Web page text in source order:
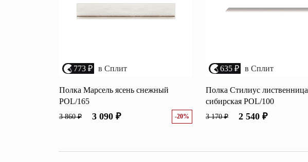
773 ₽ в Сплит
Полка Марсель ясень снежный
POL/165
3 860 ₽ 3 090 ₽ -20%
635 ₽ в Сплит
Полка Стилиус лиственница
сибирская POL/100
3 170 ₽ 2 540 ₽